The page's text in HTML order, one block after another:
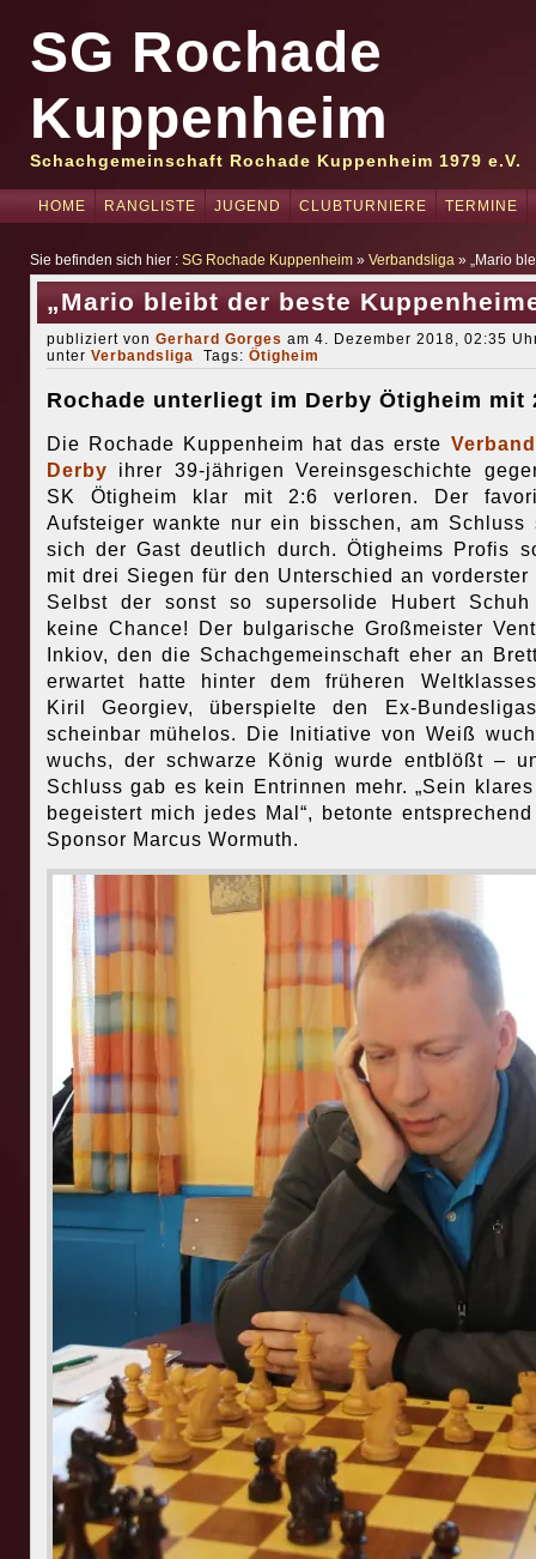
SG Rochade
Kuppenheim
Schachgemeinschaft Rochade Kuppenheim 1979 e.V.
HOME RANGLISTE JUGEND CLUBTURNIERE TERMINE
Sie befinden sich hier : SG Rochade Kuppenheim» Verbandsliga» „Mario
„Mario bleibt der beste
publiziert von Gerhard Gorges am 4. Dezember 2018, 02:35
unter Verbandsliga Tags: Ötigheim
Rochade unterliegt im Derby Ötigheim mit
Die Rochade Kuppenheim hat das erste
Derby ihrer 39-jährigen Vereinsgeschichte
SK Ötigheim klar mit 2:6 verloren. Der
Aufsteiger wankte nur ein bisschen, am Schluss
sich der Gast deutlich durch. Ötigheims Profis
mit drei Siegen für den Unterschied an vorderster
Selbst der sonst so supersolide Hubert
keine Chance! Der bulgarische Großmeister
Inkiov, den die Schachgemeinschaft eher an
erwartet hatte hinter dem früheren
Kiril Georgiev, überspielte den Ex-
scheinbar mühelos. Die Initiative von Weiß
wuchs, der schwarze König wurde entblößt –
Schluss gab es kein Entrinnen mehr. „Sein
begeistert mich jedes Mal“, betonte
Sponsor Marcus Wormuth.